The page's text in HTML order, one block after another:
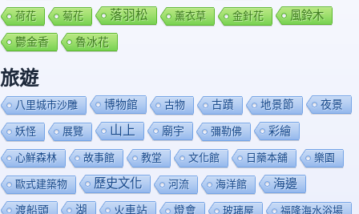
荷花 菊花 落羽松 薰衣草 金針花 風鈴木
鬱金香 魯冰花
旅遊
八里城市沙雕 博物館 古物 古蹟 地景節 夜景
妖怪 展覽 山上 廟宇 彌勒佛 彩繪
心鮮森林 故事館 教堂 文化館 日藥本舖 樂園
歐式建築物 歷史文化 河流 海洋館 海邊
渡船頭 湖 火車站 燈會 玻璃屋 福隆海水浴場